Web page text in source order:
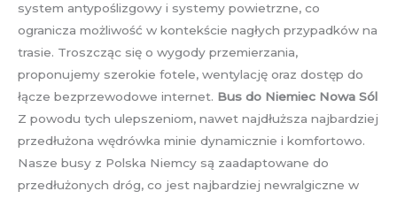
system antypoślizgowy i systemy powietrzne, co
ogranicza możliwość w kontekście nagłych przypadków na
trasie. Troszcząc się o wygody przemierzania,
proponujemy szerokie fotele, wentylację oraz dostęp do
łącze bezprzewodowe internet. Bus do Niemiec Nowa Sól
Z powodu tych ulepszeniom, nawet najdłuższa najbardziej
przedłużona wędrówka minie dynamicznie i komfortowo.
Nasze busy z Polska Niemcy są zaadaptowane do
przedłużonych dróg, co jest najbardziej newralgiczne w